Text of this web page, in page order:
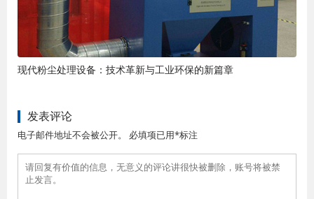
现代粉尘处理设备：技术革新与工业环保的新篇章
发表评论
电子邮件地址不会被公开。 必填项已用*标注